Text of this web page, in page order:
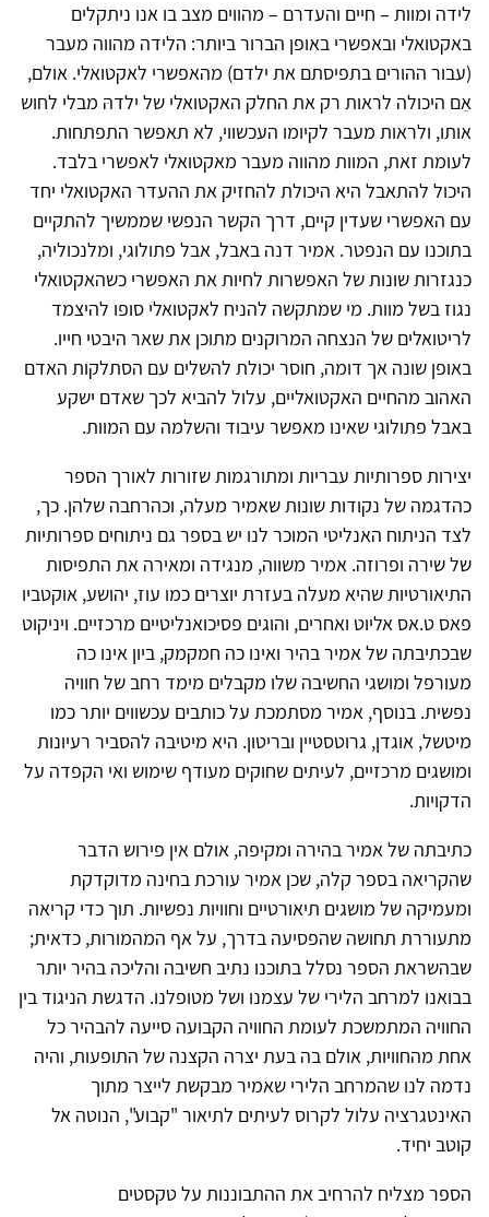
לידה ומוות – חיים והעדרם – מהווים מצב בו אנו ניתקלים
באקטואלי ובאפשרי באופן הברור ביותר: הלידה מהווה מעבר
(עבור ההורים בתפיסתם את ילדם) מהאפשרי לאקטואלי. אולם,
אֵם היכולה לראות רק את החלק האקטואלי של ילדהּ מבלי לחוש
אותו, ולראות מעבר לקיומו העכשווי, לא תאפשר התפתחות.
לעומת זאת, המוות מהווה מעבר מאקטואלי לאפשרי בלבד.
היכול להתאבל היא היכולת להחזיק את ההעדר האקטואלי יחד
עם האפשרי שעדין קיים, דרך הקשר הנפשי שממשיך להתקיים
בתוכנו עם הנפטר. אמיר דנה באבל, אבל פתולוגי, ומלנכוליה,
כנגזרות שונות של האפשרות לחיות את האפשרי כשהאקטואלי
נגוז בשל מוות. מי שמתקשה להניח לאקטואלי סופו להיצמד
לריטואלים של הנצחה המרוקנים מתוכן את שאר היבטי חייו.
באופן שונה אך דומה, חוסר יכולת להשלים עם הסתלקות האדם
האהוב מהחיים האקטואליים, עלול להביא לכך שאדם ישקע
באבל פתולוגי שאינו מאפשר עיבוד והשלמה עם המוות.
יצירות ספרותיות עבריות ומתורגמות שזורות לאורך הספר
כהדגמה של נקודות שונות שאמיר מעלה, וכהרחבה שלהן. כך,
לצד הניתוח האנליטי המוכר לנו יש בספר גם ניתוחים ספרותיות
של שירה ופרוזה. אמיר משווה, מנגידה ומאירה את התפיסות
התיאורטיות שהיא מעלה בעזרת יוצרים כמו עוז, יהושע, אוקטביו
פאס ט.אס אליוט ואחרים, והוגים פסיכואנליטיים מרכזיים. ויניקוט
שבכתיבתה של אמיר בהיר ואינו כה חמקמק, ביון אינו כה
מעורפל ומושגי החשיבה שלו מקבלים מימד רחב של חוויה
נפשית. בנוסף, אמיר מסתמכת על כותבים עכשווים יותר כמו
מיטשל, אוגדן, גרוטסטיין ובריטון. היא מיטיבה להסביר רעיונות
ומושגים מרכזיים, לעיתים שחוקים מעודף שימוש ואי הקפדה על
הדקויות.
כתיבתה של אמיר בהירה ומקיפה, אולם אין פירוש הדבר
שהקריאה בספר קלה, שכן אמיר עורכת בחינה מדוקדקת
ומעמיקה של מושגים תיאורטיים וחוויות נפשיות. תוך כדי קריאה
מתעוררת תחושה שהפסיעה בדרך, על אף המהמורות, כדאית;
שבהשראת הספר נסלל בתוכנו נתיב חשיבה והליכה בהיר יותר
בבואנו למרחב הלירי של עצמנו ושל מטופלנו. הדגשת הניגוד בין
החוויה המתמשכת לעומת החוויה הקבועה סייעה להבהיר כל
אחת מהחוויות, אולם בה בעת יצרה הקצנה של התופעות, והיה
נדמה לנו שהמרחב הלירי שאמיר מבקשת לייצר מתוך
האינטגרציה עלול לקרוס לעיתים לתיאור "קבוע", הנוטה אל
קוטב יחיד.
הספר מצליח להרחיב את ההתבוננות על טקסטים